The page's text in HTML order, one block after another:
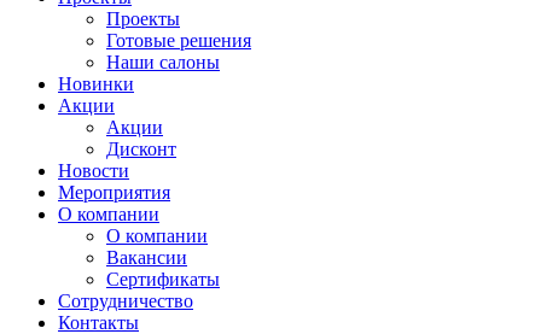
Проекты
Готовые решения
Наши салоны
Новинки
Акции
Акции
Дисконт
Новости
Мероприятия
О компании
О компании
Вакансии
Сертификаты
Сотрудничество
Контакты